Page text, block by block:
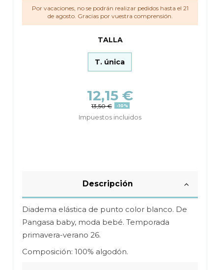
Por vacaciones, no se podrán realizar pedidos hasta el 21
de agosto. Gracias por vuestra comprensión.
TALLA
T. única
12,15 €
13,50 € -10%
Impuestos incluidos
Descripción
Diadema elástica de punto color blanco. De
Pangasa baby, moda bebé. Temporada
primavera-verano 26.
Composición: 100% algodón.